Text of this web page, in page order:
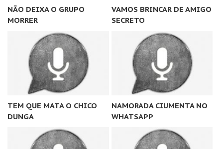
NÃO DEIXA O GRUPO
MORRER
VAMOS BRINCAR DE AMIGO
SECRETO
TEM QUE MATA O CHICO
DUNGA
NAMORADA CIUMENTA NO
WHATSAPP